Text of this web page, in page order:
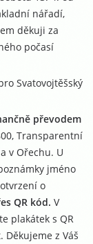
nářadí,
děkuji za
počasí
Svatovojtěšský
převodem
Transparentní
v Ořechu. U
jméno
o
QR kód. V
plakátek s QR
z Váš